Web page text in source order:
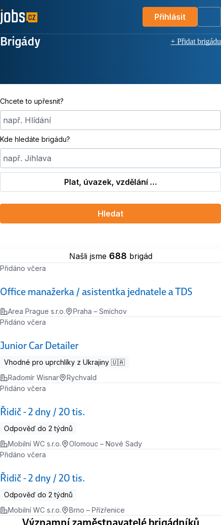
Přihlásit
Brigády + Přidat brigádu
Chcete to upřesnit?
např. Hlídání
Kde hledáte brigádu?
např. Jihlava
Plat, úvazek, vzdělání …
Hledat
Našli jsme 688 brigád
Office manažerka / asistentka jednatele a TDS
Přidáno včera
Area Prague s.r.o. Praha – Smíchov
Junior Car Detailer
Přidáno včera
Vhodné pro uprchlíky z Ukrajiny 🇺🇦
Radomír Wisnar
Rychvald
Řidič - 2 dny / 20 tis.
Přidáno včera
Odpověď do 2 týdnů
Mobilní WC s.r.o.
Olomouc – Nové Sady
Řidič - 2 dny / 20 tis.
Přidáno včera
Odpověď do 2 týdnů
Mobilní WC s.r.o.
Brno – Přízřenice